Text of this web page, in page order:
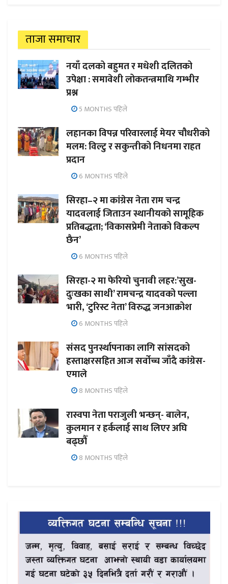
ताजा समाचार
नयाँ दलको बहुमत र मधेशी दलितको
उपेक्षा : समावेशी लोकतन्त्रमाथि गम्भीर
प्रश्न
5 MONTHS पहिले
लहानका विपन्न परिवारलाई मेयर चौधरीको
मलम: विल्टु र सकुन्तीको निधनमा राहत
प्रदान
6 MONTHS पहिले
सिरहा–२ मा कांग्रेस नेता राम चन्द्र
यादवलाई जिताउन स्थानीयको सामूहिक
प्रतिबद्धता; ‘विकासप्रेमी नेताको विकल्प
छैन’
6 MONTHS पहिले
सिरहा-२ मा फेरियो चुनावी लहर:’सुख-
दुःखका साथी’ रामचन्द्र यादवको पल्ला
भारी, ‘टुरिस्ट नेता’ विरुद्ध जनआक्रोश
6 MONTHS पहिले
संसद पुनर्स्थापनाका लागि सांसदको
हस्ताक्षरसहित आज सर्वोच्च जाँदै कांग्रेस-
एमाले
8 MONTHS पहिले
रास्वपा नेता पराजुली भन्छन्- बालेन,
कुलमान र हर्कलाई साथ लिएर अघि
बढ्छौँ
8 MONTHS पहिले